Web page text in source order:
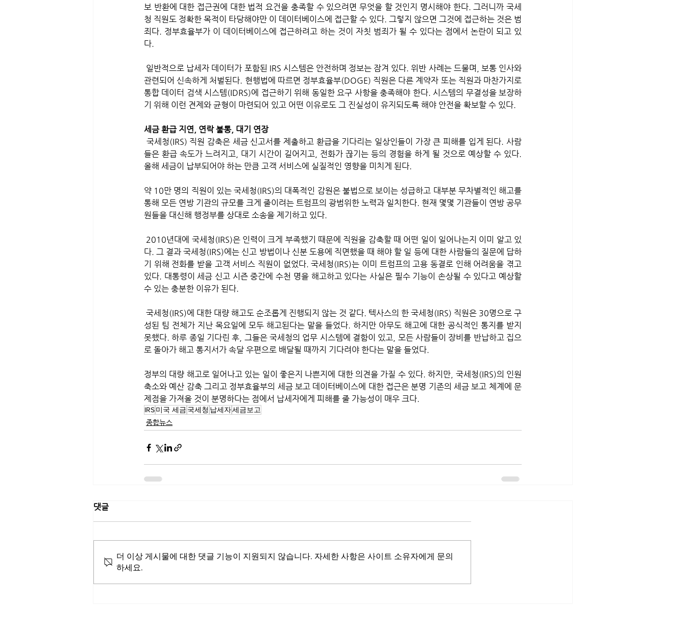
보 반환에 대한 접근권에 대한 법적 요건을 충족할 수 있으려면 무엇을 할 것인지 명시해야 한다. 그러니까 국세
청 직원도 정확한 목적이 타당해야만 이 데이터베이스에 접근할 수 있다. 그렇지 않으면 그것에 접근하는 것은 범
죄다. 정부효율부가 이 데이터베이스에 접근하려고 하는 것이 자칫 범죄가 될 수 있다는 점에서 논란이 되고 있
다.
관련되어 신속하게 처벌된다. 현행법에 따르면 정부효율부(DOGE) 직원은 다른 계약자 또는 직원과 마찬가지로
통합 데이터 검색 시스템(IDRS)에 접근하기 위해 동일한 요구 사항을 충족해야 한다. 시스템의 무결성을 보장하
기 위해 이런 견제와 균형이 마련되어 있고 어떤 이유로도 그 진실성이 유지되도록 해야 안전을 확보할 수 있다.
세금 환급 지연, 연락 불통, 대기 연장
들은 환급 속도가 느려지고, 대기 시간이 길어지고, 전화가 끊기는 등의 경험을 하게 될 것으로 예상할 수 있다.
올해 세금이 납부되어야 하는 만큼 고객 서비스에 실질적인 영향을 미치게 된다.
약 10만 명의 직원이 있는 국세청(IRS)의 대폭적인 감원은 불법으로 보이는 성급하고 대부분 무차별적인 해고를
통해 모든 연방 기관의 규모를 크게 줄이려는 트럼프의 광범위한 노력과 일치한다. 현재 몇몇 기관들이 연방 공무
원들을 대신해 행정부를 상대로 소송을 제기하고 있다.
다. 그 결과 국세청(IRS)에는 신고 방법이나 신분 도용에 직면했을 때 해야 할 일 등에 대한 사람들의 질문에 답하
기 위해 전화를 받을 고객 서비스 직원이 없었다. 국세청(IRS)는 이미 트럼프의 고용 동결로 인해 어려움을 겪고
있다. 대통령이 세금 신고 시즌 중간에 수천 명을 해고하고 있다는 사실은 필수 기능이 손상될 수 있다고 예상할
수 있는 충분한 이유가 된다.
성된 팀 전체가 지난 목요일에 모두 해고된다는 말을 들었다. 하지만 아무도 해고에 대한 공식적인 통지를 받지
못했다. 하루 종일 기다린 후, 그들은 국세청의 업무 시스템에 결함이 있고, 모든 사람들이 장비를 반납하고 집으
로 돌아가 해고 통지서가 속달 우편으로 배달될 때까지 기다려야 한다는 말을 들었다.
정부의 대량 해고로 일어나고 있는 일이 좋은지 나쁜지에 대한 의견을 가질 수 있다. 하지만, 국세청(IRS)의 인원
축소와 예산 감축 그리고 정부효율부의 세금 보고 데이터베이스에 대한 접근은 분명 기존의 세금 보고 체계에 문
제점을 가져올 것이 분명하다는 점에서 납세자에게 피해를 줄 가능성이 매우 크다.
IRS미국 세금 국세청 납세자세금보고
종합뉴스
댓글
더 이상 게시물에 대한 댓글 기능이 지원되지 않습니다. 자세한 사항은 사이트 소유자에게 문의
하세요.